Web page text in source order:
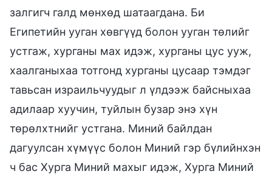
залгигч галд мөнхөд шатаагдана. Би
Египетийн ууган хөвгүүд болон ууган төлийг
устгаж, хурганы мах идэж, хурганы цус ууж,
хаалганыхаа тотгонд хурганы цусаар тэмдэг
тавьсан израильчуудыг л үлдээж байсныхаа
адилаар хуучин, туйлын бузар энэ хүн
төрөлхтнийг устгана. Миний байлдан
дагуулсан хүмүүс болон Миний гэр бүлийнхэн
ч бас Хурга Миний махыг идэж, Хурга Миний